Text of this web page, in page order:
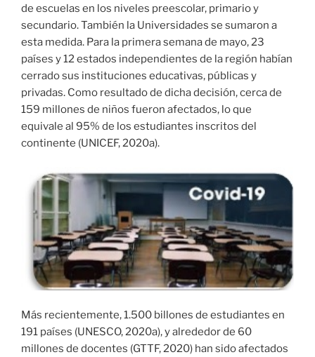
de escuelas en los niveles preescolar, primario y
secundario. También la Universidades se sumaron a
esta medida. Para la primera semana de mayo, 23
países y 12 estados independientes de la región habían
cerrado sus instituciones educativas, públicas y
privadas. Como resultado de dicha decisión, cerca de
159 millones de niños fueron afectados, lo que
equivale al 95% de los estudiantes inscritos del
continente (UNICEF, 2020a).
Más recientemente, 1.500 billones de estudiantes en
191 países (UNESCO, 2020a), y alrededor de 60
millones de docentes (GTTF, 2020) han sido afectados